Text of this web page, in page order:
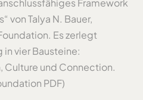
Framework
von Talya N. Bauer,
Es zerlegt
vier Bausteine:
und Connection.
PDF)